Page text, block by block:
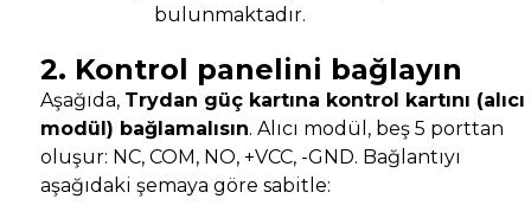
bulunmaktadır.
2. Kontrol panelini bağlayın
Aşağıda, Trydan güç kartına kontrol kartını (alıcı
modül) bağlamalısın. Alıcı modül, beş 5 porttan
oluşur: NC, COM, NO, +VCC, -GND. Bağlantıyı
aşağıdaki şemaya göre sabitle: